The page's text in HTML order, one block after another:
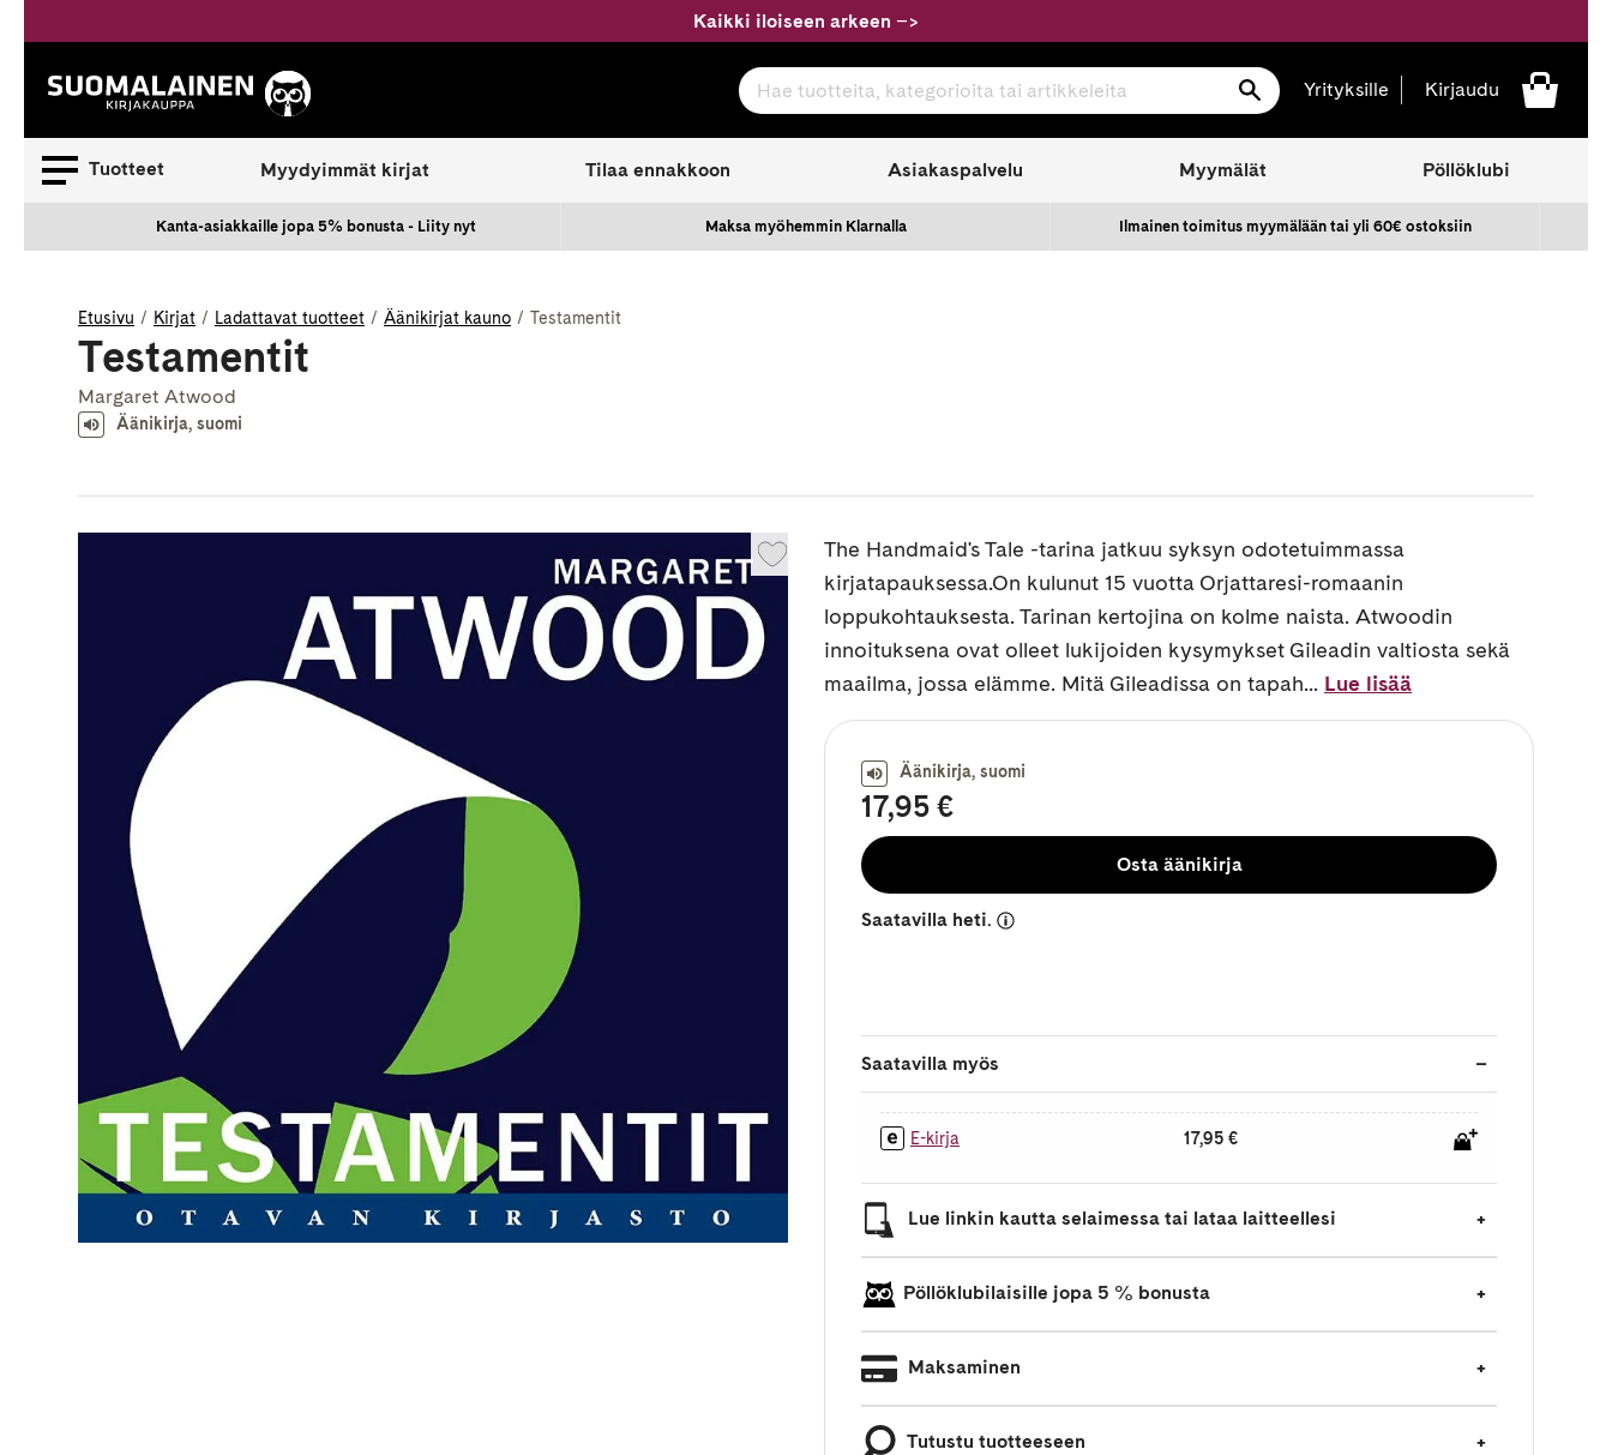
sisältöön
Kaikki iloiseen arkeen –>
Suomalainen.com Hae tuotteita, kategorioita tai artikkeleita
Hae Yrityksille Kirjaudu
Tuotteet Myydyimmät kirjat Tilaa ennakkoon Asiakaspalvelu Myymälät Pöllöklubi
Kanta-asiakkaille jopa 5% bonusta - Liity nyt Maksa myöhemmin Klarnalla Ilmainen toimitus myymälään tai yli 60€ ostoksiin
Etusivu Kirjat Ladattavat tuotteet Äänikirjat kauno Testamentit
Testamentit
Margaret Atwood
Äänikirja, suomi
The Handmaid's Tale -tarina jatkuu syksyn odotetuimmassa
kirjatapauksessa.On kulunut 15 vuotta Orjattaresi-romaanin
loppukohtauksesta. Tarinan kertojina on kolme naista. Atwoodin
innoituksena ovat olleet lukijoiden kysymykset Gileadin valtiosta sekä
maailma, jossa elämme. Mitä Gileadissa on tapah... Lue lisää
Äänikirja, suomi
17,95 €
Osta äänikirja
Saatavilla heti.
Saatavilla myös
E-kirja 17,95 €
Lue linkin kautta selaimessa tai lataa laitteellesi
Pöllöklubilaisille jopa 5 % bonusta
Maksaminen
Tutustu tuotteeseen